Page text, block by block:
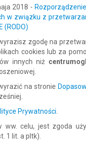
2018 -
w związku z
(RODO)
zgodę na
cookies lub za
innych niż
na stronie
Prywatności
ww. celu, jest zgoda
1 lit. a pltk).